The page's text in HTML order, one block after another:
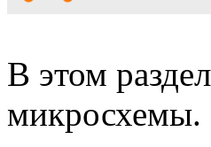
В этом
микросхемы.